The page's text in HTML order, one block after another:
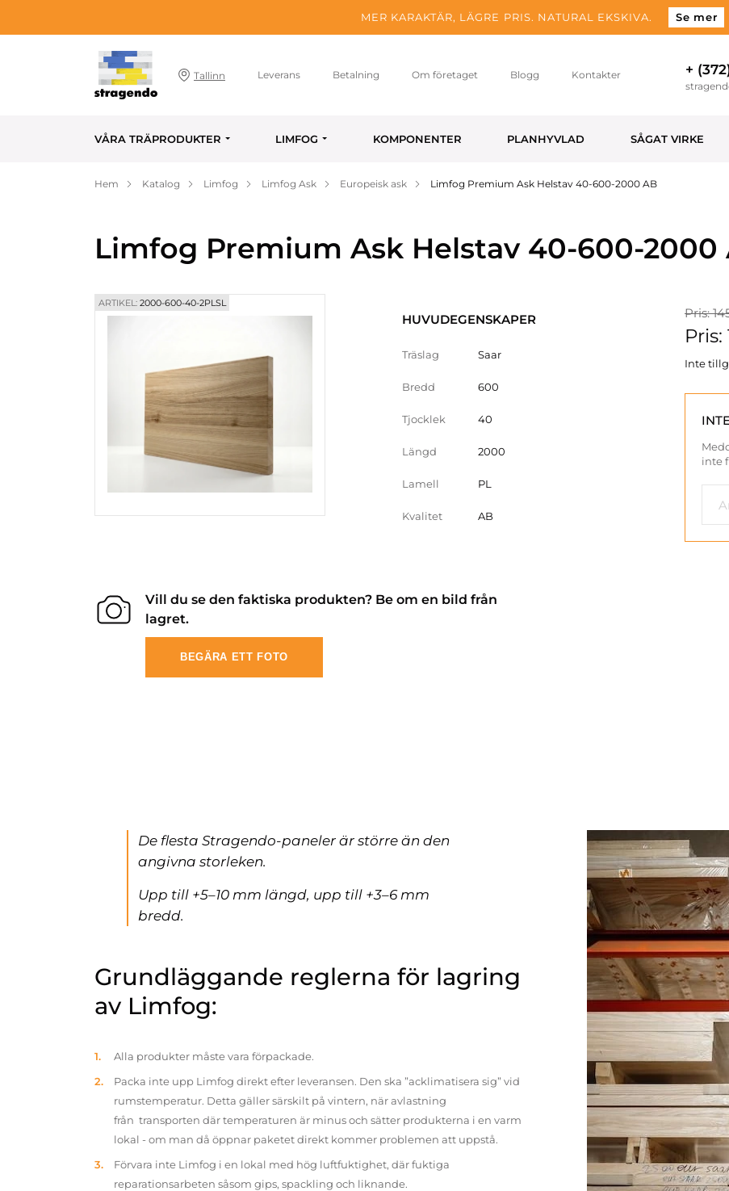
MER KARAKTÄR, LÄGRE PRIS. NATURAL EKSKIVA. Se mer
Tallinn Leverans Betalning Om företaget Blogg Kontakter +
VÅRA TRÄPRODUKTER LIMFOG KOMPONENTER PLANHYVLAD SÅGAT VIRKE
Hem Katalog Limfog Limfog Ask Europeisk ask Limfog Premium Ask Helstav 40-600-2000 AB
Limfog Premium Ask Helstav 40-600-2000
ARTIKEL: 2000-600-40-2PLSL
HUVUDEGENSKAPER
Träslag Saar
Bredd 600
Tjocklek 40
Längd 2000
Lamell PL
Kvalitet AB
Pris:
Pris:
Inte
inte
Vill du se den faktiska produkten? Be om en bild från
lagret.
BEGÄRA ETT FOTO
De flesta Stragendo-paneler är större än den
angivna storleken.
Upp till +5–10 mm längd, upp till +3–6 mm
bredd.
Grundläggande reglerna för lagring
av Limfog:
Alla produkter måste vara förpackade.
Packa inte upp Limfog direkt efter leveransen. Den ska ”acklimatisera sig” vid
rumstemperatur. Detta gäller särskilt på vintern, när avlastning
från transporten där temperaturen är minus och sätter produkterna i en varm
lokal - om man då öppnar paketet direkt kommer problemen att uppstå.
Förvara inte Limfog i en lokal med hög luftfuktighet, där fuktiga
reparationsarbeten såsom gips, spackling och liknande.